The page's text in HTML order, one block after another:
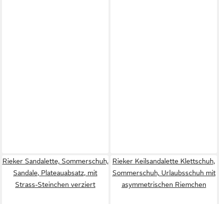
Rieker Sandalette, Sommerschuh,
Sandale, Plateauabsatz, mit
Strass-Steinchen verziert
Rieker Keilsandalette Klettschuh,
Sommerschuh, Urlaubsschuh mit
asymmetrischen Riemchen